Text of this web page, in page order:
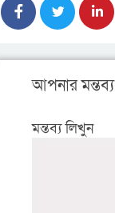
আপনার মন্তব্য
মন্তব্য লিখুন